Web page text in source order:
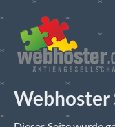
Webhoster